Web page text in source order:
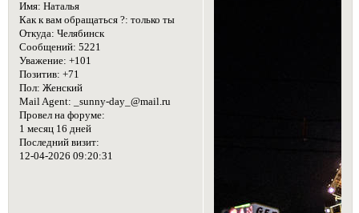
Имя: Наталья
Как к вам обращаться ?: только ты
Откуда: Челябинск
Сообщений: 5221
Уважение: +101
Позитив: +71
Пол: Женский
Mail Agent: _sunny-day_@mail.ru
Провел на форуме:
1 месяц 16 дней
Последний визит:
12-04-2026 09:20:31